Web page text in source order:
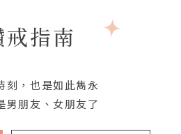
指南
刻，也是如此雋永
男朋友、女朋友了